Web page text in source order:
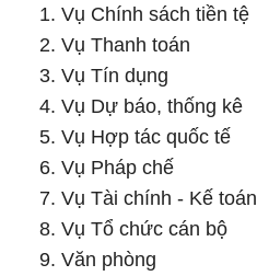
Vụ Chính sách tiền tệ
Vụ Thanh toán
Vụ Tín dụng
Vụ Dự báo, thống kê
Vụ Hợp tác quốc tế
Vụ Pháp chế
Vụ Tài chính - Kế toán
Vụ Tổ chức cán bộ
Văn phòng